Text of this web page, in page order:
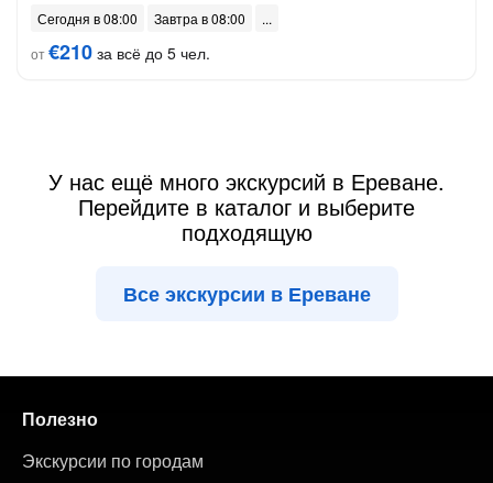
Сегодня в 08:00
Завтра в 08:00
от€210 за всё до 5 чел.
У нас ещё много экскурсий в Ереване.
Перейдите в каталог и выберите
подходящую
Все экскурсии в Ереване
Полезно
Экскурсии по городам